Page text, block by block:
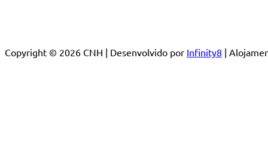
Copyright © 2026 CNH | Desenvolvido por Infinity8 |